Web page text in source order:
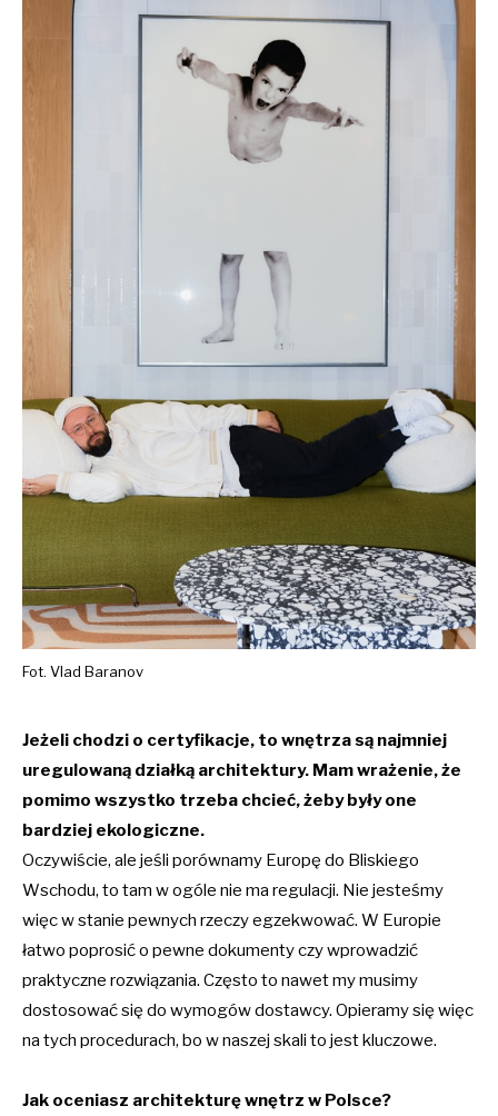
Fot. Vlad Baranov
Jeżeli chodzi o certyfikacje, to wnętrza są najmniej
uregulowaną działką architektury. Mam wrażenie, że
pomimo wszystko trzeba chcieć, żeby były one
bardziej ekologiczne.
Oczywiście, ale jeśli porównamy Europę do Bliskiego
Wschodu, to tam w ogóle nie ma regulacji. Nie jesteśmy
więc w stanie pewnych rzeczy egzekwować. W Europie
łatwo poprosić o pewne dokumenty czy wprowadzić
praktyczne rozwiązania. Często to nawet my musimy
dostosować się do wymogów dostawcy. Opieramy się więc
na tych procedurach, bo w naszej skali to jest kluczowe.
Jak oceniasz architekturę wnętrz w Polsce?